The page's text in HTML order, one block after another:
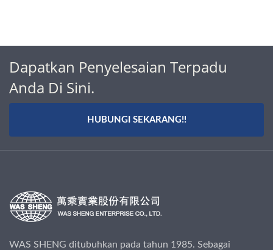
Dapatkan Penyelesaian Terpadu
Anda Di Sini.
HUBUNGI SEKARANG!!
WAS SHENG ditubuhkan pada tahun 1985. Sebagai